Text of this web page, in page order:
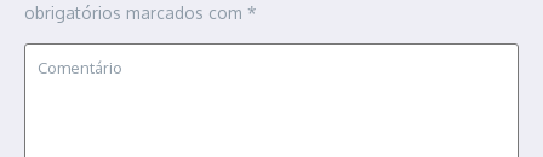
obrigatórios marcados com *